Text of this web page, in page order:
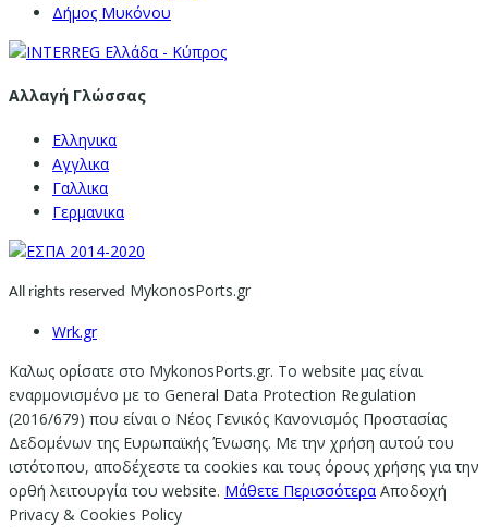
Δήμος Μυκόνου
Αλλαγή Γλώσσας
Ελληνικα
Αγγλικα
Γαλλικα
Γερμανικα
All rights reserved MykonosPorts.gr
Wrk.gr
Καλως ορίσατε στο MykonosPorts.gr. Το website μας είναι
εναρμονισμένο με το General Data Protection Regulation
(2016/679) που είναι ο Νέος Γενικός Κανονισμός Προστασίας
Δεδομένων της Ευρωπαϊκής Ένωσης. Με την χρήση αυτού του
ιστότοπου, αποδέχεστε τα cookies και τους όρους χρήσης για την
ορθή λειτουργία του website. Μάθετε Περισσότερα Αποδοχή
Privacy & Cookies Policy